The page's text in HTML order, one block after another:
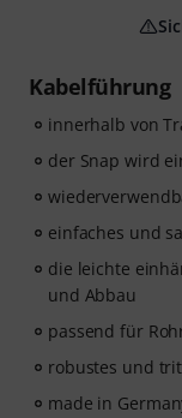
Kabelführung
innerhalb von
der Snap wird
einfaches und
die leichte
und Abbau
passend für
robustes und
made in